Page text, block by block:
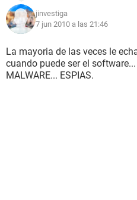
jinvestiga
7 jun 2010 a las 21:46
La mayoria de las veces le
cuando puede ser el software...
MALWARE... ESPIAS.